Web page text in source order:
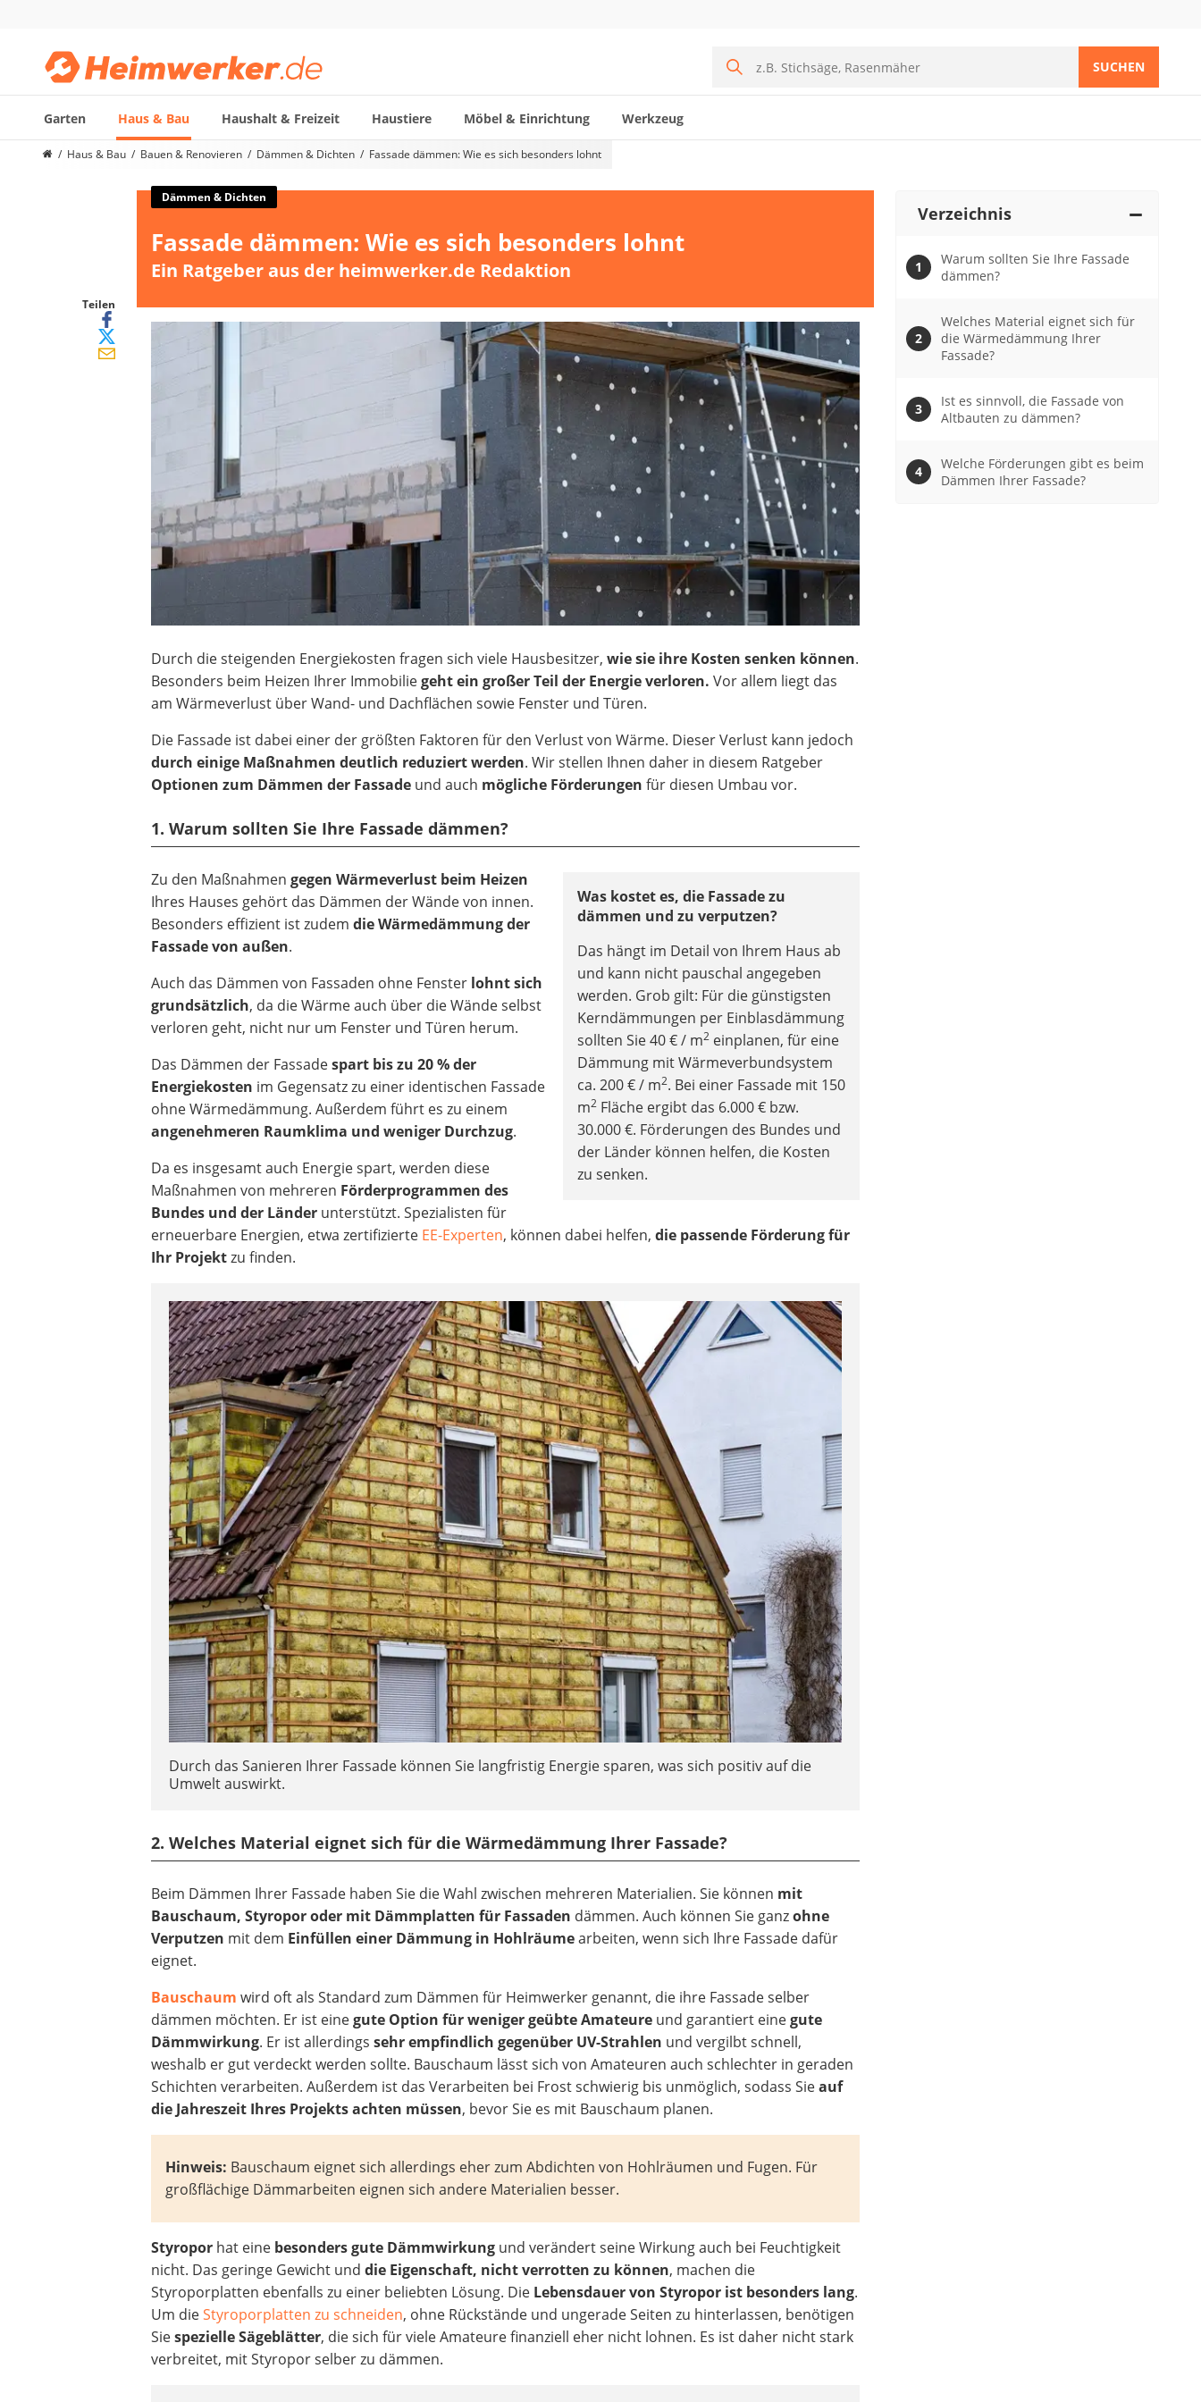
SUCHEN
Garten Haus & Bau Haushalt & Freizeit Haustiere Möbel & Einrichtung Werkzeug
Die beliebtesten Vergleiche nach Kategorie
Außenleuchte mit Kamera
Smart-Home-Rauchmelder
Überwachungskameras außen
Regendusche
Reizstromgerät
Infrarot-Thermometer
Fensterkontaktschalter
Haus & Bau Bauen & Renovieren Dämmen & Dichten Fassade dämmen: Wie es sich besonders lohnt
Teilen
Dämmen & Dichten
Fassade dämmen: Wie es sich besonders lohnt
Ein Ratgeber aus der heimwerker.de Redaktion
Durch die steigenden Energiekosten fragen sich viele Hausbesitzer,wie sie ihre Kosten senken können.
Besonders beim Heizen Ihrer Immobiliegeht ein großer Teil der Energie verloren. Vor allem liegt das
am Wärmeverlust über Wand- und Dachflächen sowie Fenster und Türen.
Die Fassade ist dabei einer der größten Faktoren für den Verlust von Wärme. Dieser Verlust kann jedoch
durch einige Maßnahmen deutlich reduziert werden. Wir stellen Ihnen daher in diesem Ratgeber
Optionen zum Dämmen der Fassade und auch mögliche Förderungen für diesen Umbau vor.
1. Warum sollten Sie Ihre Fassade dämmen?
Was kostet es, die Fassade zu
dämmen und zu verputzen?
Das hängt im Detail von Ihrem Haus ab
und kann nicht pauschal angegeben
werden. Grob gilt: Für die günstigsten
Kerndämmungen per Einblasdämmung
sollten Sie 40 € / m2 einplanen, für eine
Dämmung mit Wärmeverbundsystem
ca. 200 € / m2. Bei einer Fassade mit 150
m2 Fläche ergibt das 6.000 € bzw.
30.000 €. Förderungen des Bundes und
der Länder können helfen, die Kosten
zu senken.
Zu den Maßnahmengegen Wärmeverlust beim Heizen
Ihres Hauses gehört das Dämmen der Wände von innen.
Besonders effizient ist zudemdie Wärmedämmung der
Fassade von außen.
Auch das Dämmen von Fassaden ohne Fenster lohnt sich
grundsätzlich, da die Wärme auch über die Wände selbst
verloren geht, nicht nur um Fenster und Türen herum.
Das Dämmen der Fassadespart bis zu 20 % der
Energiekosten im Gegensatz zu einer identischen Fassade
ohne Wärmedämmung. Außerdem führt es zu einem
angenehmeren Raumklima und weniger Durchzug.
Da es insgesamt auch Energie spart, werden diese
Maßnahmen von mehreren Förderprogrammen des
Bundes und der Länder unterstützt. Spezialisten für
erneuerbare Energien, etwa zertifizierte EE-Experten, können dabei helfen,die passende Förderung für
Ihr Projektzu finden.
Durch das Sanieren Ihrer Fassade können Sie langfristig Energie sparen, was sich positiv auf die
Umwelt auswirkt.
2. Welches Material eignet sich für die Wärmedämmung Ihrer Fassade?
Beim Dämmen Ihrer Fassade haben Sie die Wahl zwischen mehreren Materialien. Sie können mit
Bauschaum, Styropor oder mit Dämmplatten für Fassaden dämmen. Auch können Sie ganzohne
Verputzen mit dem Einfüllen einer Dämmung in Hohlräumearbeiten, wenn sich Ihre Fassade dafür
eignet.
Bauschaum wird oft als Standard zum Dämmen für Heimwerker genannt, die ihre Fassade selber
dämmen möchten. Er ist einegute Option für weniger geübte Amateure und garantiert einegute
Dämmwirkung. Er ist allerdingssehr empfindlich gegenüber UV-Strahlen und vergilbt schnell,
weshalb er gut verdeckt werden sollte. Bauschaum lässt sich von Amateuren auch schlechter in geraden
Schichten verarbeiten. Außerdem ist das Verarbeiten bei Frost schwierig bis unmöglich, sodass Sieauf
die Jahreszeit Ihres Projekts achten müssen, bevor Sie es mit Bauschaum planen.
Hinweis: Bauschaum eignet sich allerdings eher zum Abdichten von Hohlräumen und Fugen. Für
großflächige Dämmarbeiten eignen sich andere Materialien besser.
Styropor hat eine besonders gute Dämmwirkung und verändert seine Wirkung auch bei Feuchtigkeit
nicht. Das geringe Gewicht unddie Eigenschaft, nicht verrotten zu können, machen die
Styroporplatten ebenfalls zu einer beliebten Lösung. Die Lebensdauer von Styropor ist besonders lang.
Um dieStyroporplatten zu schneiden, ohne Rückstände und ungerade Seiten zu hinterlassen, benötigen
Siespezielle Sägeblätter, die sich für viele Amateure finanziell eher nicht lohnen. Es ist daher nicht stark
verbreitet, mit Styropor selber zu dämmen.
Verzeichnis
Warum sollten Sie Ihre Fassade
dämmen?
Welches Material eignet sich für
die Wärmedämmung Ihrer
Fassade?
Ist es sinnvoll, die Fassade von
Altbauten zu dämmen?
Welche Förderungen gibt es beim
Dämmen Ihrer Fassade?